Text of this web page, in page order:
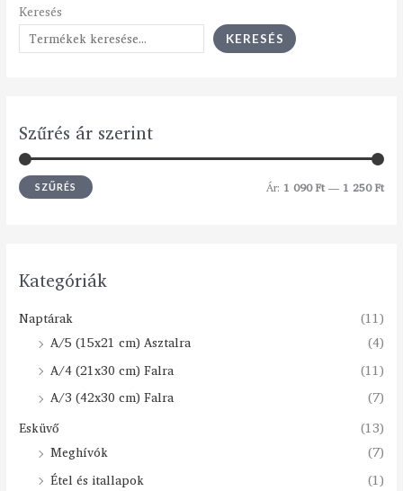
Keresés
KERESÉS
Szűrés ár szerint
SZŰRÉS Ár: 1 090 Ft— 1 250 Ft
Kategóriák
Naptárak
(11)
A/5 (15x21 cm) Asztalra
(4)
A/4 (21x30 cm) Falra
(11)
A/3 (42x30 cm) Falra
(7)
Esküvő
(13)
Meghívók
(7)
Étel és itallapok
(1)